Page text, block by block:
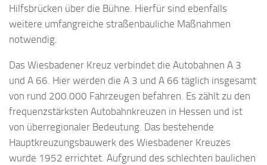
Hilfsbrücken über die Bühne. Hierfür sind ebenfalls
weitere umfangreiche straßenbauliche Maßnahmen
notwendig.
Das Wiesbadener Kreuz verbindet die Autobahnen A 3
und A 66. Hier werden die A 3 und A 66 täglich insgesamt
von rund 200.000 Fahrzeugen befahren. Es zählt zu den
frequenzstärksten Autobahnkreuzen in Hessen und ist
von überregionaler Bedeutung. Das bestehende
Hauptkreuzungsbauwerk des Wiesbadener Kreuzes
wurde 1952 errichtet. Aufgrund des schlechten baulichen